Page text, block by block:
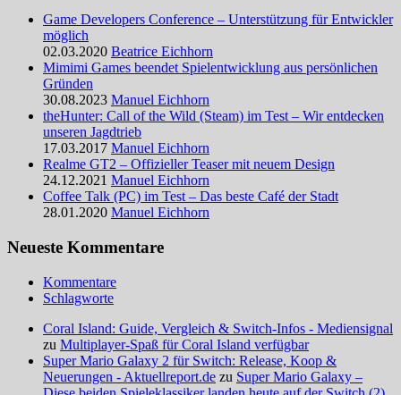
Game Developers Conference – Unterstützung für Entwickler
möglich
02.03.2020 Beatrice Eichhorn
Mimimi Games beendet Spielentwicklung aus persönlichen
Gründen
30.08.2023 Manuel Eichhorn
theHunter: Call of the Wild (Steam) im Test – Wir entdecken
unseren Jagdtrieb
17.03.2017 Manuel Eichhorn
Realme GT2 – Offizieller Teaser mit neuem Design
24.12.2021 Manuel Eichhorn
Coffee Talk (PC) im Test – Das beste Café der Stadt
28.01.2020 Manuel Eichhorn
Neueste Kommentare
Kommentare
Schlagworte
Coral Island: Guide, Vergleich & Switch-Infos - Mediensignal
zu Multiplayer-Spaß für Coral Island verfügbar
Super Mario Galaxy 2 für Switch: Release, Koop &
Neuerungen - Aktuellreport.de zu Super Mario Galaxy –